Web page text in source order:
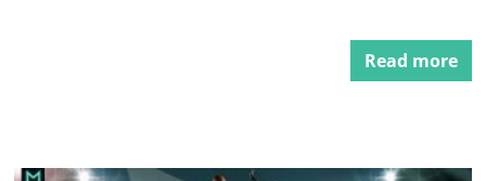
Read more